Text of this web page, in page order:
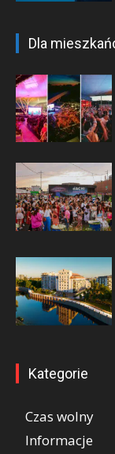
Dla
Kategorie
Czas wolny
Informacje